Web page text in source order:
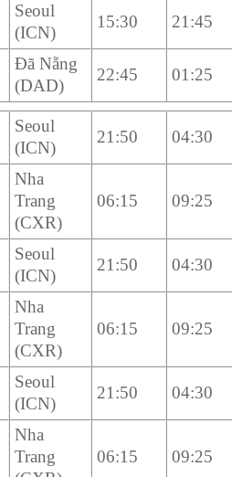
Seoul
(ICN)
15:30 21:45
Đã Nẵng
(DAD)
22:45 01:25
Seoul
(ICN)
21:50 04:30
Nha
Trang
(CXR)
06:15 09:25
Seoul
(ICN)
21:50 04:30
Nha
Trang
(CXR)
06:15 09:25
Seoul
(ICN)
21:50 04:30
Nha
Trang
06:15 09:25